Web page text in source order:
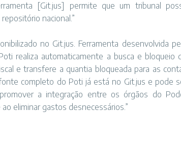
[Git.jus] permite que um tribunal
nacional.”
no Git.jus. Ferramenta desenvolvida
realiza automaticamente a busca e bloqueio
e transfere a quantia bloqueada para as
completo do Poti já está no Git.jus e pode
a integração entre os órgãos do
eliminar gastos desnecessários.”